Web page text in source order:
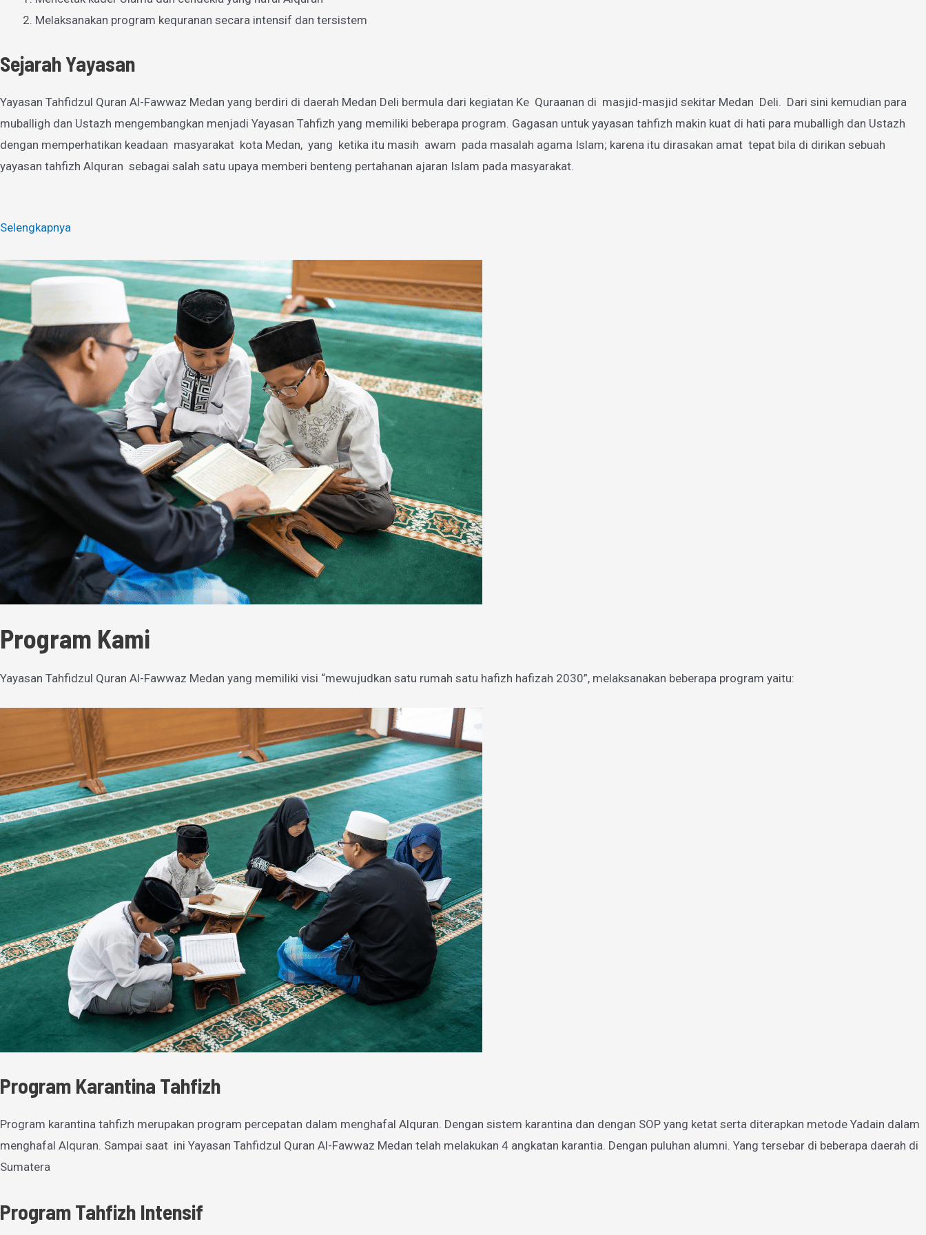
Melaksanakan program kequranan secara intensif dan tersistem
Sejarah Yayasan
Yayasan Tahfidzul Quran Al-Fawwaz Medan yang berdiri di daerah Medan Deli bermula dari kegiatan Ke Quraanan di masjid-masjid sekitar Medan Deli. Dari sini kemudian para
muballigh dan Ustazh mengembangkan menjadi Yayasan Tahfizh yang memiliki beberapa program. Gagasan untuk yayasan tahfizh makin kuat di hati para muballigh dan Ustazh
dengan memperhatikan keadaan masyarakat kota Medan, yang ketika itu masih awam pada masalah agama Islam; karena itu dirasakan amat tepat bila di dirikan sebuah
yayasan tahfizh Alquran sebagai salah satu upaya memberi benteng pertahanan ajaran Islam pada masyarakat.
Selengkapnya
Program Kami
Yayasan Tahfidzul Quran Al-Fawwaz Medan yang memiliki visi “mewujudkan satu rumah satu hafizh hafizah 2030”, melaksanakan beberapa program yaitu:
Program Karantina Tahfizh
Program karantina tahfizh merupakan program percepatan dalam menghafal Alquran. Dengan sistem karantina dan dengan SOP yang ketat serta diterapkan metode Yadain dalam
menghafal Alquran. Sampai saat ini Yayasan Tahfidzul Quran Al-Fawwaz Medan telah melakukan 4 angkatan karantia. Dengan puluhan alumni. Yang tersebar di beberapa daerah di
Sumatera
Program Tahfizh Intensif